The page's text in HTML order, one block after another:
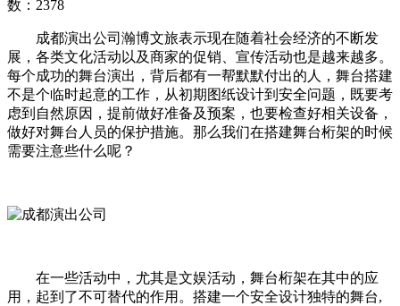
数：2378
成都演出公司瀚博文旅表示现在随着社会经济的不断发
展，各类文化活动以及商家的促销、宣传活动也是越来越多。
每个成功的舞台演出，背后都有一帮默默付出的人，舞台搭建
不是个临时起意的工作，从初期图纸设计到安全问题，既要考
虑到自然原因，提前做好准备及预案，也要检查好相关设备，
做好对舞台人员的保护措施。那么我们在搭建舞台桁架的时候
需要注意些什么呢？
在一些活动中，尤其是文娱活动，舞台桁架在其中的应
用，起到了不可替代的作用。搭建一个安全设计独特的舞台,